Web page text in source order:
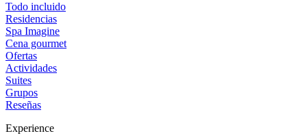
Todo incluido
Residencias
Spa Imagine
Cena gourmet
Ofertas
Actividades
Suites
Grupos
Reseñas
Experience